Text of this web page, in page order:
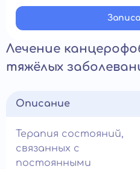
Лечение
тяжёлых
Описание
Терапия состояний,
связанных с
постоянными